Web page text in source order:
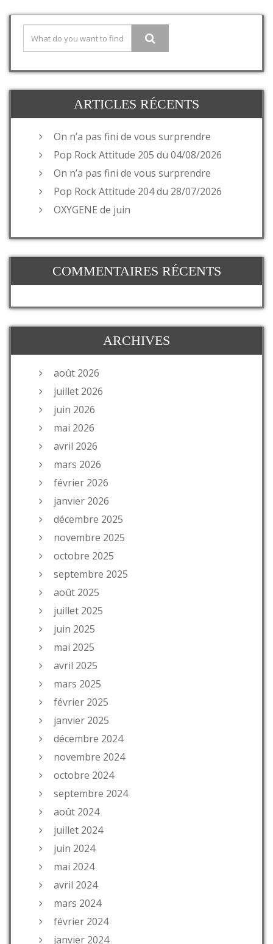
ARTICLES RÉCENTS
On n’a pas fini de vous surprendre
Pop Rock Attitude 205 du 04/08/2026
On n’a pas fini de vous surprendre
Pop Rock Attitude 204 du 28/07/2026
OXYGENE de juin
COMMENTAIRES RÉCENTS
ARCHIVES
août 2026
juillet 2026
juin 2026
mai 2026
avril 2026
mars 2026
février 2026
janvier 2026
décembre 2025
novembre 2025
octobre 2025
septembre 2025
août 2025
juillet 2025
juin 2025
mai 2025
avril 2025
mars 2025
février 2025
janvier 2025
décembre 2024
novembre 2024
octobre 2024
septembre 2024
août 2024
juillet 2024
juin 2024
mai 2024
avril 2024
mars 2024
février 2024
janvier 2024